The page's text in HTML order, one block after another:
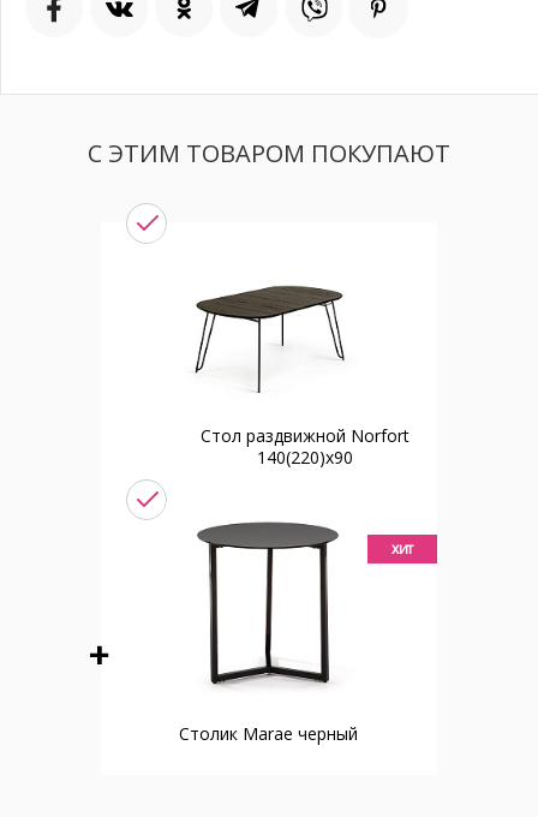
С ЭТИМ ТОВАРОМ ПОКУПАЮТ
Стол раздвижной Norfort
140(220)х90
хит
Столик Marae черный